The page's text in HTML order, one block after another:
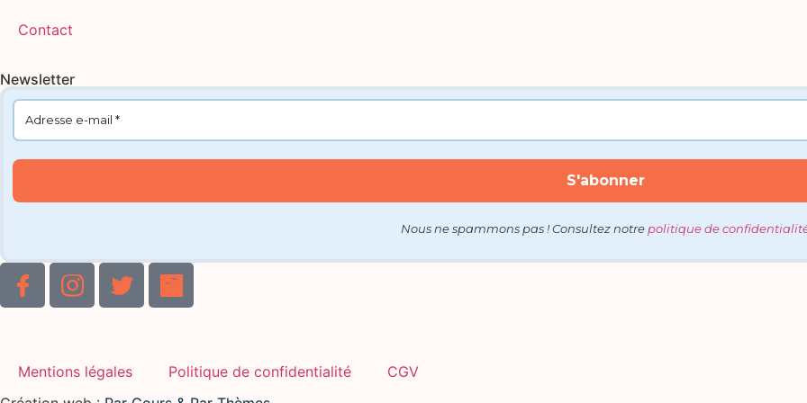
Contact
Newsletter
Nous ne spammons pas ! Consultez notre politique de
Mentions légales Politique de confidentialité
CGV